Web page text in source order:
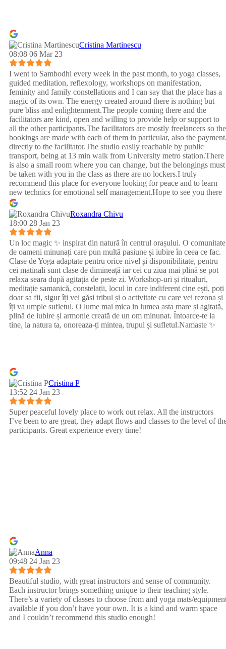
Cristina Martinescu
08:08 06 Mar 23
I went to Sambodhi every week in the past month, to yoga classes,
guided meditation, reflexology, workshops on manifestation,
feminity and family constellations and I can say that the place has a
magic of its own. The energy created around there is nothing but
pure bliss and enlightenment.The people coming there and the
facilitators are kind, open and willing to provide help or support to
all the other participants.The facilitators are mostly freelancers so the
bookings are made with each of them in particular, also the
directly to the facilitator.The studio easily reachable by public
transport, being at 13 min walk from University metro station.There
is also a small room where you can change, but the belongings must
be taken with you in the class as there are no lockers.I truly
recommend this place for everyone looking for peace and to learn
new technics for emotional self management.Hope to see you there
:)
Roxandra Chivu
18:00 28 Jan 23
Un loc magic ✨ inspirat din natură în centrul orașului. O comunitate
de oameni minunați care pun multă pasiune și iubire în ceea ce fac.
Clase de Yoga adaptate pentru orice nivel și disponibilitate, pentru
cei matinali sunt clase de dimineață iar cei cu ziua mai plină se pot
relaxa seara după agitația de peste zi. Workshop-uri și ritualuri,
meditație samanică, constelații, locul in care indiferent cine ești, poți
doar sa fii, sigur îți vei găsi tribul și o activitate cu care vei rezona și
îți va umple sufletul. O lume mai mica in lumea asta mare și agitată,
plină de iubire și armonie creată de un om minunat. Întoarce-te la
tine, la natura ta, onoreaza-ți mintea, trupul și sufletul.Namaste ✨
Cristina P
13:52 24 Jan 23
Super peaceful lovely place to work out relax. All the instructors
I’ve been to are great, they adapt flows and classes to the level of
participants. Great experience every time!
Anna
09:48 24 Jan 23
Beautiful studio, with great instructors and sense of community.
Each instructor brings something unique to their teaching style.
There’s a variety of classes to choose from and yoga mats/
available if you don’t have your own. It is a kind and warm space
and I couldn’t recommend this studio enough!